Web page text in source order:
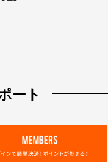
ート